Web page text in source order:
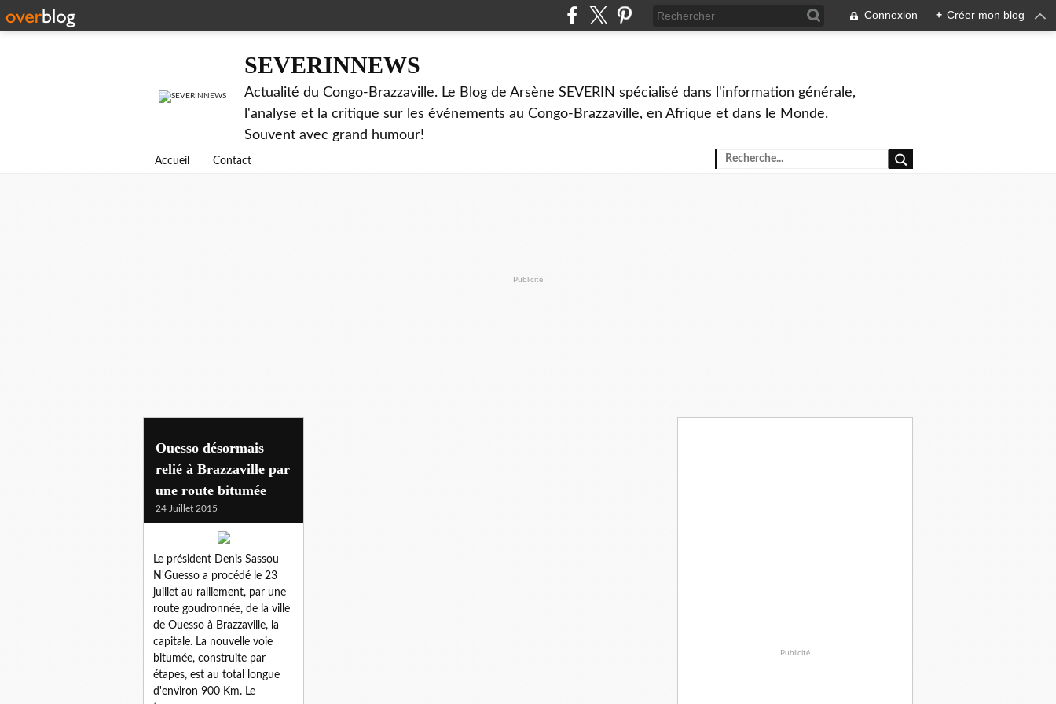
Connexion + Créer mon blog
SEVERINNEWS
Actualité du Congo-Brazzaville. Le Blog de Arsène SEVERIN spécialisé dans l'information générale,
l'analyse et la critique sur les événements au Congo-Brazzaville, en Afrique et dans le Monde.
Souvent avec grand humour!
Accueil Contact
Publicité
crbc
Ouesso désormais
relié à Brazzaville par
une route bitumée
24 Juillet 2015
Le président Denis Sassou
N'Guesso a procédé le 23
juillet au ralliement, par une
route goudronnée, de la ville
de Ouesso à Brazzaville, la
capitale. La nouvelle voie
bitumée, construite par
étapes, est au total longue
d'environ 900 Km. Le
Publicité